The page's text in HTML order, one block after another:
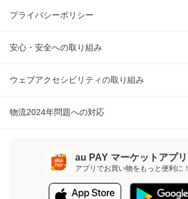
プライバシーポリシー
安心・安全への取り組み
ウェブアクセシビリティの取り組み
物流2024年問題への対応
au PAY マーケットアプリ
アプリでお買い物をもっと便利に！